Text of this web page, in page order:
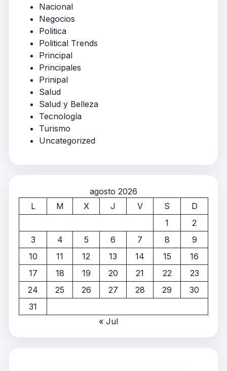
Nacional
Negocios
Politica
Political Trends
Principal
Principales
Prinipal
Salud
Salud y Belleza
Tecnología
Turismo
Uncategorized
agosto 2026
L
M X J V S
D
1
2
3
4 5 6 7 8
9
10
11 12 13 14 15
16
17
18 19 20 21 22
23
24
25 26 27 28 29
30
31
« Jul